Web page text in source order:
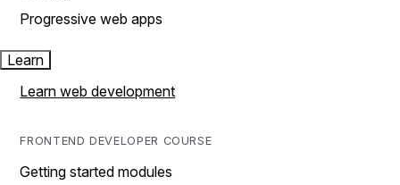
Progressive web apps
Learn
Learn web development
FRONTEND DEVELOPER COURSE
Getting started modules